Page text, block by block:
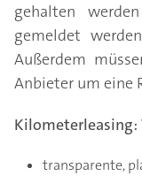
gehalten
gemeldet
Außerdem
Anbieter um eine
Kilometerleasing:
transparente,